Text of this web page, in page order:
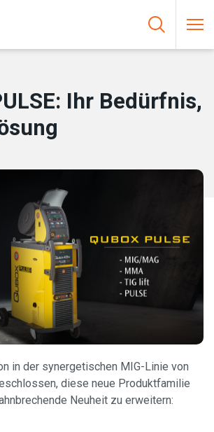
Ihr Bedürfnis,
in der synergetischen MIG-Linie von
diese neue Produktfamilie
Neuheit zu erweitern: